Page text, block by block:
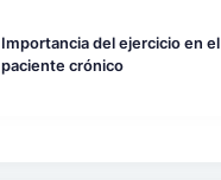
Importancia del ejercicio en el
paciente crónico